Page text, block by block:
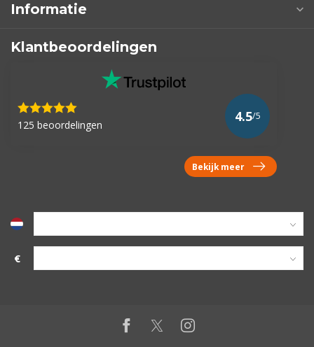
Informatie
Klantbeoordelingen
125 beoordelingen
4.5/5
Bekijk meer
€